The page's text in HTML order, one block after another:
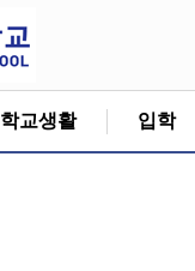
학교생활 입학